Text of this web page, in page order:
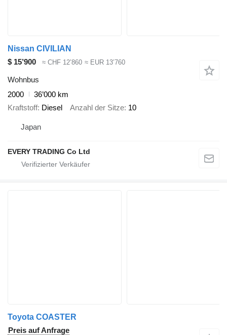
Nissan CIVILIAN
$ 15’900
≈ CHF 12’860 ≈ EUR 13’760
Wohnbus
2000
36’000 km
Kraftstoff Diesel Anzahl der Sitze 10
Japan
EVERY TRADING Co Ltd
Toyota COASTER
Preis auf Anfrage